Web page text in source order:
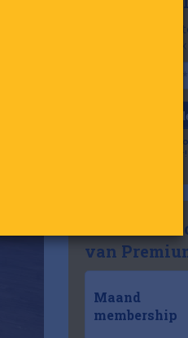
Het
gratis in je inbox
Houd mij op
Al 57.500
voor!
Ontdek de
van
Maand
membership